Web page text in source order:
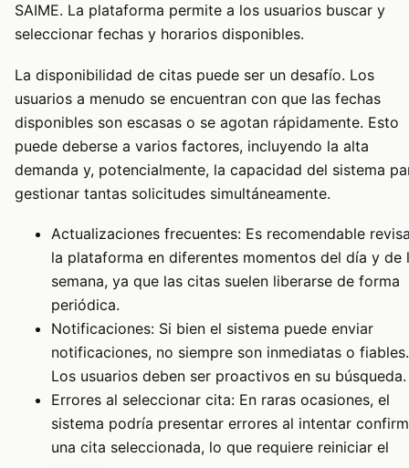
SAIME. La plataforma permite a los usuarios buscar y
seleccionar fechas y horarios disponibles.
La disponibilidad de citas puede ser un desafío. Los
usuarios a menudo se encuentran con que las fechas
disponibles son escasas o se agotan rápidamente. Esto
puede deberse a varios factores, incluyendo la alta
demanda y, potencialmente, la capacidad del sistema
gestionar tantas solicitudes simultáneamente.
Actualizaciones frecuentes: Es recomendable
la plataforma en diferentes momentos del día y de
semana, ya que las citas suelen liberarse de forma
periódica.
Notificaciones: Si bien el sistema puede enviar
notificaciones, no siempre son inmediatas o fiables.
Los usuarios deben ser proactivos en su búsqueda.
Errores al seleccionar cita: En raras ocasiones, el
sistema podría presentar errores al intentar
una cita seleccionada, lo que requiere reiniciar el